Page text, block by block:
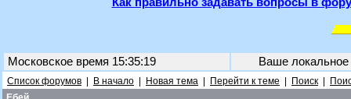
Московское время 15:35:19 Ваше
Список форумов В начало Новая тема Перейти к теме Поиск